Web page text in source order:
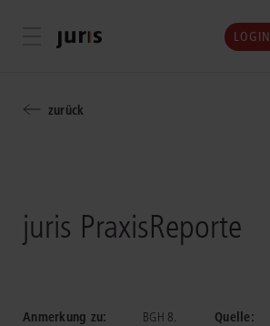
Menü öffnen LOGIN
zurück
juris PraxisReporte
Anmerkung zu:
BGH 8.
Quelle: